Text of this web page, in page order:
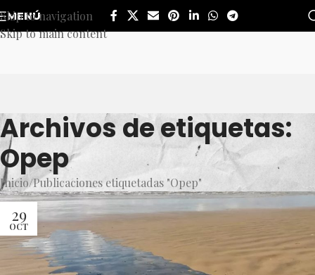
Skip to navigation
Skip to main content
MENÚ
Archivos de etiquetas:
Opep
Inicio Publicaciones etiquetadas "Opep"
29
OCT